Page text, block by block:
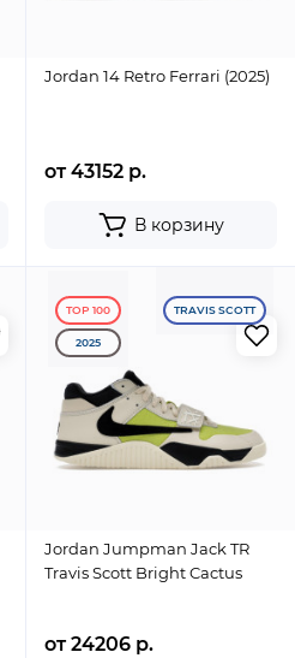
Jordan 14 Retro Ferrari (2025)
от 43152 р.
В корзину
TOP 100
2025
TRAVIS SCOTT
Jordan Jumpman Jack TR
Travis Scott Bright Cactus
от 24206 р.